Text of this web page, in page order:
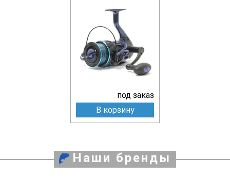
под заказ
В корзину
Наши бренды